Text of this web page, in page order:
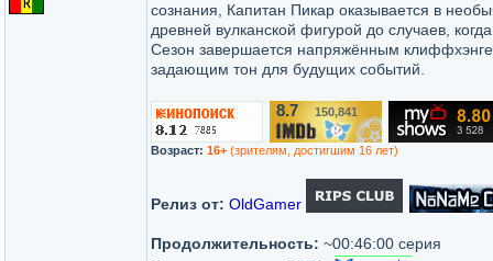
сознания, Капитан Пикар оказывается в
древней вулканской фигурой до случаев,
Сезон завершается напряжённым
задающим тон для будущих событий.
8.7 150,841
Возраст: 16+ (зрителям, достигшим 16 лет)
Релиз от: OldGamer
Продолжительность: ~00:46:00 серия